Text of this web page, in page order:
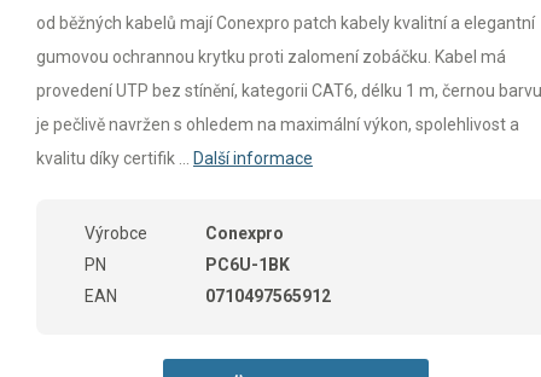
od běžných kabelů mají Conexpro patch kabely kvalitní a elegantní
gumovou ochrannou krytku proti zalomení zobáčku. Kabel má
provedení UTP bez stínění, kategorii CAT6, délku 1 m, černou
je pečlivě navržen s ohledem na maximální výkon, spolehlivost a
kvalitu díky certifik ...
Další informace
Výrobce
Conexpro
PN
PC6U-1BK
EAN
0710497565912